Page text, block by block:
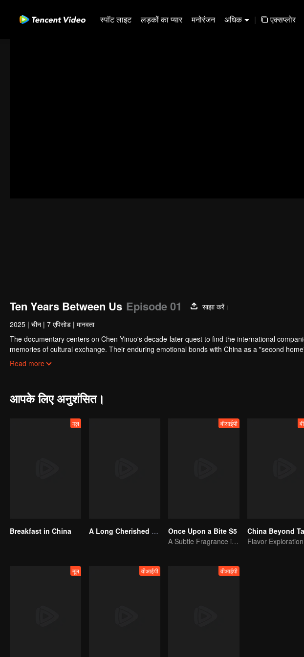
स्पॉट लाइट लड़कों का प्यार मनोरंजन अधिक | एक्सप्लोर
Ten Years Between Us Episode 01
साझा करें।
2025 | चीन | 7 एपिसोड | मानवता
The documentary centers on Chen Yinuo's decade-later quest to find the international
memories of cultural exchange. Their enduring emotional bonds with China as a "second
developmental impact. From cherished memories of kinship and friendship to the joy of
Read more
आपके लिए अनुशंसित।
मूल
Breakfast in China A Long Cherished Dream
वीआईपी
Once Upon a Bite S5
A Subtle Fragrance in Flavor
China Beyond
मूल वीआईपी वीआईपी